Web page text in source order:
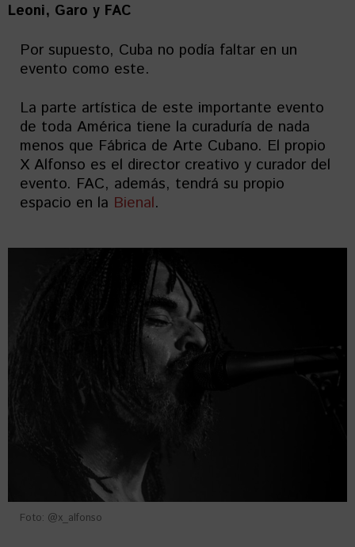
Leoni, Garo y FAC
Por supuesto, Cuba no podía faltar en un
evento como este.
La parte artística de este importante evento
de toda América tiene la curaduría de nada
menos que Fábrica de Arte Cubano. El propio
X Alfonso es el director creativo y curador del
evento. FAC, además, tendrá su propio
espacio en la Bienal.
Foto: @x_alfonso